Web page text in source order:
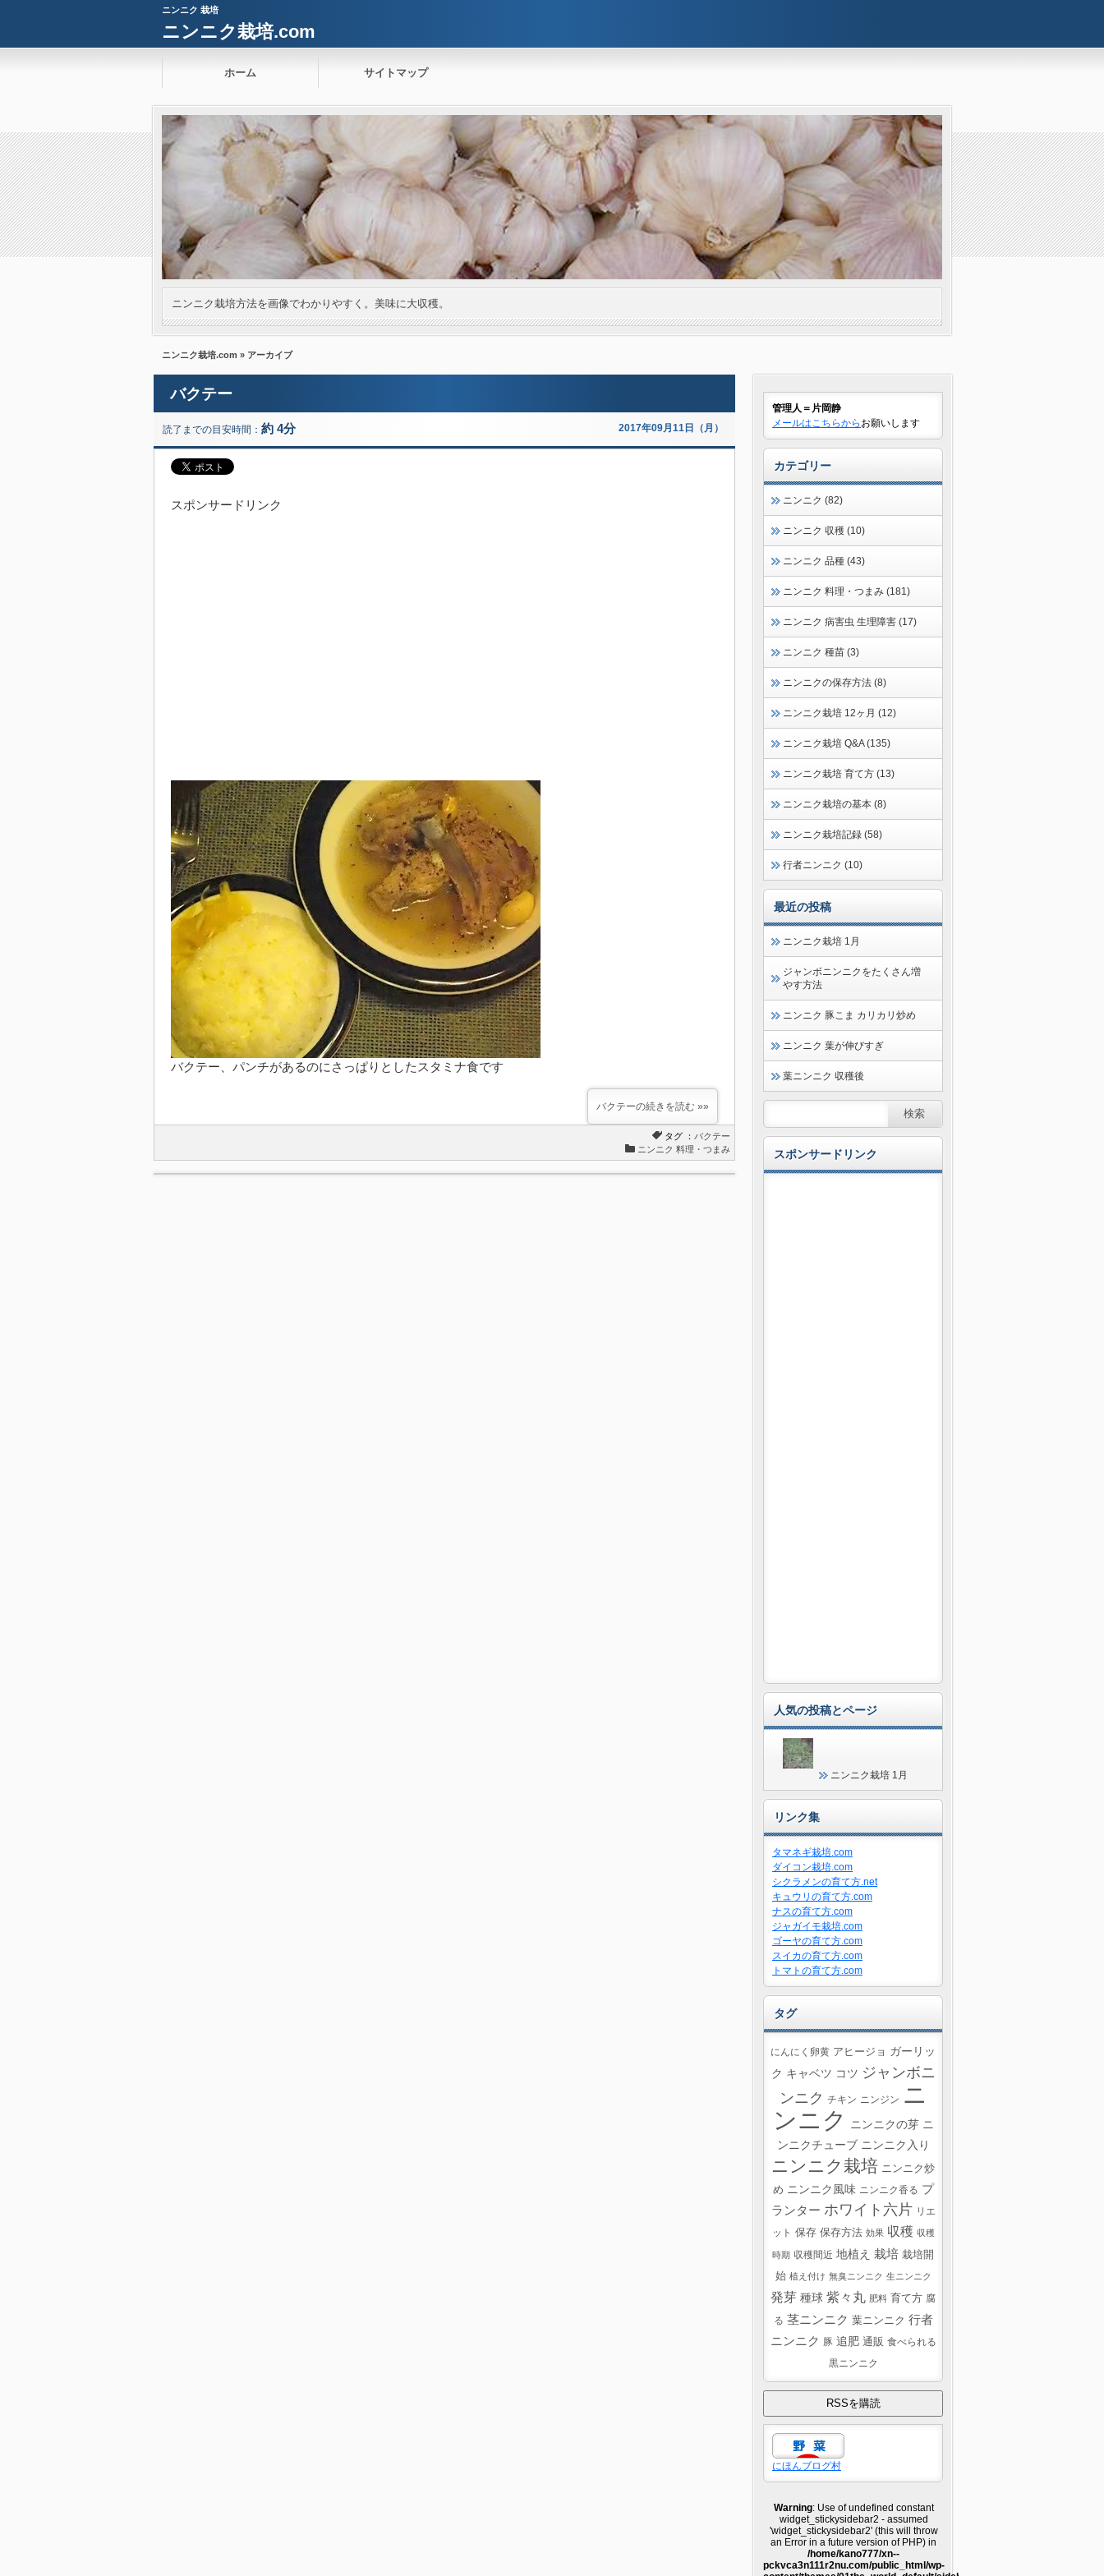
ニンニク 栽培
ニンニク栽培.com
ホーム サイトマップ
ニンニク栽培方法を画像でわかりやすく。美味に大収穫。
ニンニク栽培.com » アーカイブ
バクテー
読了までの目安時間： 約 4分 2017年09月11日（月）
スポンサードリンク
バクテー、パンチがあるのにさっぱりとしたスタミナ食です
バクテーの続きを読む »»
タグ ： バクテー
ニンニク 料理・つまみ
管理人＝片岡静
メールはこちらから お願いします
カテゴリー
ニンニク (82)
ニンニク 収穫 (10)
ニンニク 品種 (43)
ニンニク 料理・つまみ (181)
ニンニク 病害虫 生理障害 (17)
ニンニク 種苗 (3)
ニンニクの保存方法 (8)
ニンニク栽培 12ヶ月 (12)
ニンニク栽培 Q&A (135)
ニンニク栽培 育て方 (13)
ニンニク栽培の基本 (8)
ニンニク栽培記録 (58)
行者ニンニク (10)
最近の投稿
ニンニク栽培 1月
ジャンボニンニクをたくさん増
やす方法
ニンニク 豚こま カリカリ炒め
ニンニク 葉が伸びすぎ
葉ニンニク 収穫後
スポンサードリンク
人気の投稿とページ
ニンニク栽培 1月
リンク集
タマネギ栽培.com
ダイコン栽培.com
シクラメンの育て方.net
キュウリの育て方.com
ナスの育て方.com
ジャガイモ栽培.com
ゴーヤの育て方.com
スイカの育て方.com
トマトの育て方.com
タグ
にんにく卵黄 アヒージョ ガーリッ
ク キャベツ コツ ジャンボニ
ンニク チキン ニンジン ニ
ンニク
ニンニクの芽 ニ
ンニクチューブ ニンニク入り
ニンニク栽培 ニンニク炒
め ニンニク風味 ニンニク香る プ
ランター ホワイト六片 リエ
ット 保存 保存方法 効果 収穫 収穫
時期 収穫間近 地植え 栽培 栽培開
始 植え付け 無臭ニンニク 生ニンニク
発芽 種球 紫々丸 肥料 育て方 腐
る 茎ニンニク 葉ニンニク 行者
ニンニク
豚 追肥 通販 食べられる
黒ニンニク
にほんブログ村
Warning: Use of undefined constant
widget_stickysidebar2 - assumed
'widget_stickysidebar2' (this will throw
an Error in a future version of PHP) in
/home/kano777/xn--
pckvca3n111r2nu.com/public_html/wp-